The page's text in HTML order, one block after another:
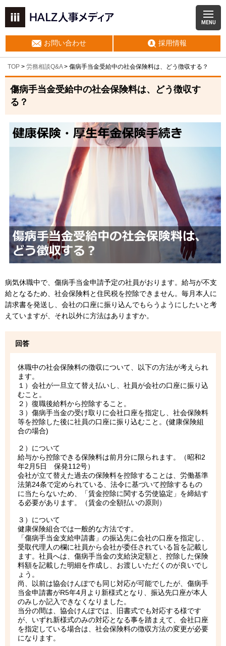
MENU
お問い合わせ 採用情報
TOP > 労務相談Q&A> 傷病手当金受給中の社会保険料は、どう徴収する？
傷病手当金受給中の社会保険料は、どう徴収す
る？
病気休職中で、傷病手当金申請予定の社員がおります。給与が不支
給となるため、社会保険料と住民税を控除できません。毎月本人に
請求書を発送し、会社の口座に振り込んでもらうようにしたいと考
えていますが、それ以外に方法はありますか。
回答
休職中の社会保険料の徴収について、以下の方法が考えられ
ます。
１）会社が一旦立て替え払いし、社員が会社の口座に振り込
むこと。
２）復職後給料から控除すること。
３）傷病手当金の受け取りに会社口座を指定し、社会保険料
等を控除した後に社員の口座に振り込むこと。(健康保険組
合の場合)
２）について
給与から控除できる保険料は前月分に限られます。（昭和2
年2月5日 保発112号）
会社が立て替えた過去の保険料を控除することは、労働基準
法第24条で定められている、法令に基づいて控除するもの
に当たらないため、「賃金控除に関する労使協定」を締結す
る必要があります。（賃金の全額払いの原則）
３）について
健康保険組合では一般的な方法です。
「傷病手当金支給申請書」の振込先に会社の口座を指定し、
受取代理人の欄に社員から会社が委任されている旨を記載し
ます。社員へは、傷病手当金の支給決定額と、控除した保険
料額を記載した明細を作成し、お渡しいただくのが良いでし
ょう。
尚、以前は協会けんぽでも同じ対応が可能でしたが、傷病手
当金申請書がR5年4月より新様式となり、振込先口座が本人
のみしか記入できなくなりました。
当分の間は、協会けんぽでは、旧書式でも対応する様です
が、いずれ新様式のみの対応となる事を踏まえて、会社口座
を指定している場合は、社会保険料の徴収方法の変更が必要
になります。